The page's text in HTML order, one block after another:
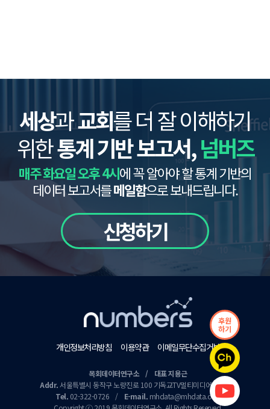
후원
하기
세상과교회를 더 잘 이해하기
위한통계 기반 보고서,넘버즈
매주 화요일 오후 4시에 꼭 알아야 할 통계 기반의
데이터 보고서를메일함으로 보내드립니다.
신청하기
개인정보처리방침 이용약관 이메일무단수집거부
목회데이터연구소 / 대표 지용근
Addr.서울특별시 동작구 노량진로 100 기독교TV멀티미디어센터 9층
Tel. 02-322-0726 / E-mail. mhdata@mhdata.or.kr